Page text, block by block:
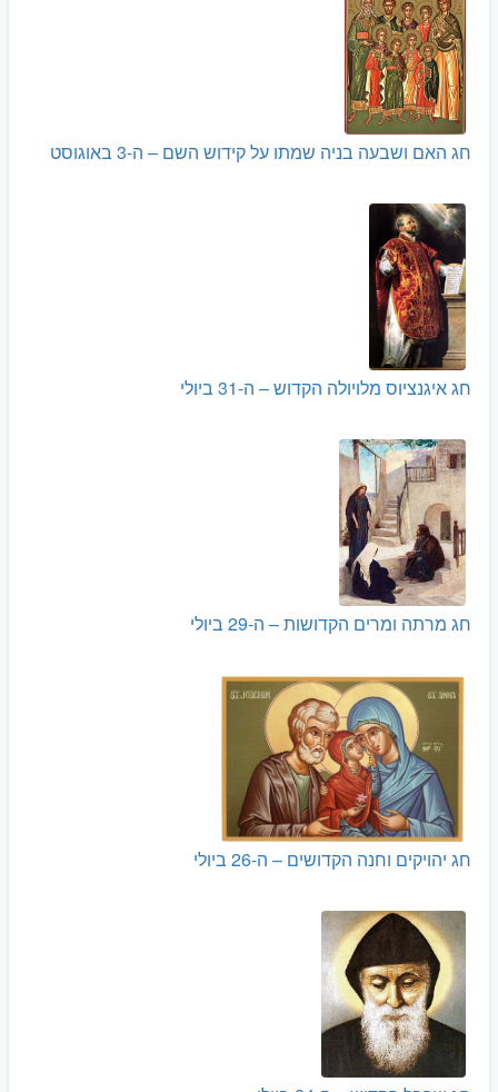
חג האם ושבעה בניה שמתו על קידוש השם – ה-3 באוגוסט
חג איגנציוס מלויולה הקדוש – ה-31 ביולי
חג מרתה ומרים הקדושות – ה-29 ביולי
חג יהויקים וחנה הקדושים – ה-26 ביולי